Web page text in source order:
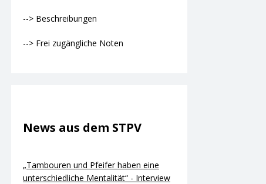
--> Beschreibungen
--> Frei zugängliche Noten
News aus dem STPV
„Tambouren und Pfeifer haben eine
unterschiedliche Mentalität“ - Interview